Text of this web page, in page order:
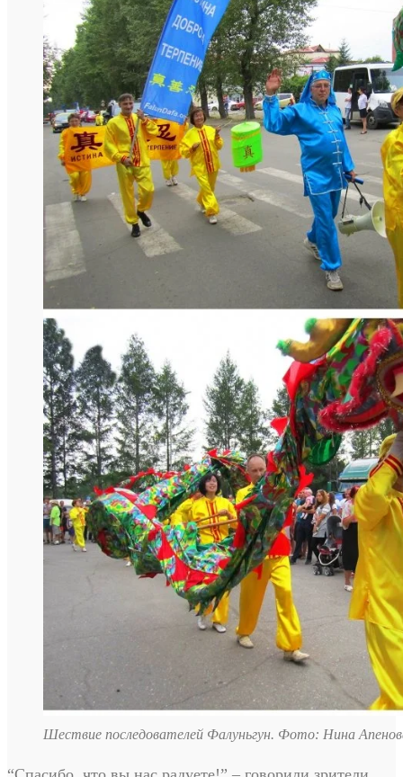
Шествие последователей Фалуньгун. Фото: Нина